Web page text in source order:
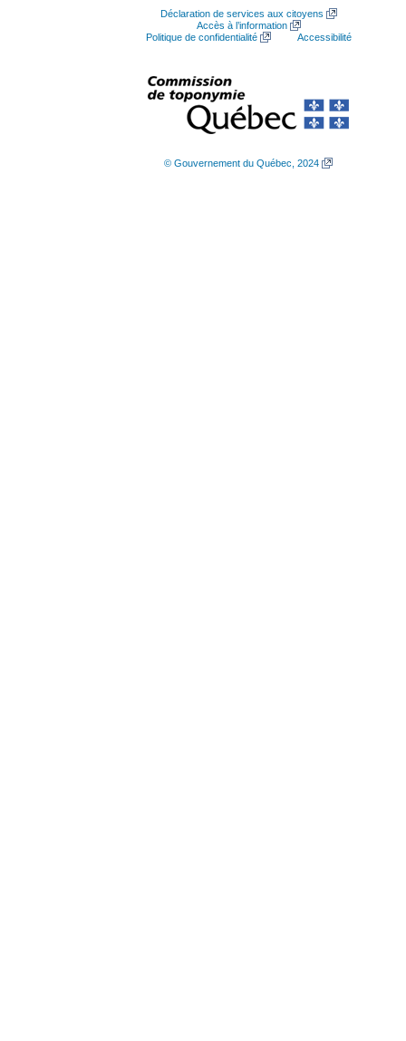
Déclaration de services aux citoyens
Accès à l’information
Politique de confidentialité
Accessibilité
© Gouvernement du Québec, 2024